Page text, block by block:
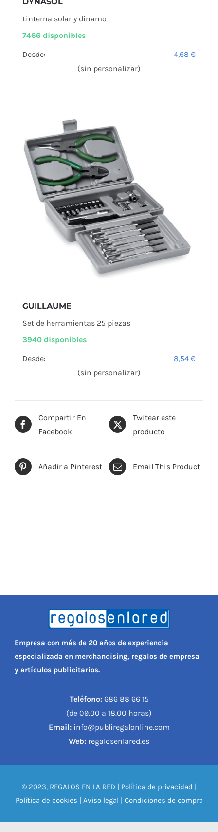
Compartir En
Facebook
Twitear este
producto
Añadir a Pinterest Email This Product
Linterna solar y dinamo
7466 disponibles
Desde: 4,68€
(sin personalizar)
GUILLAUME
Set de herramientas 25 piezas
3940 disponibles
Desde: 8,54€
(sin personalizar)
Empresa con más de 20 años de experiencia
especializada en merchandising, regalos de empresa
y artículos publicitarios.
Teléfono:686 88 66 15
(de 09.00 a 18.00 horas)
Email:info@publiregalonline.com
Web: regalosenlared.es
© 2023, REGALOS EN LA RED | Política de privacidad |
Política de cookies | Aviso legal | Condiciones de compra